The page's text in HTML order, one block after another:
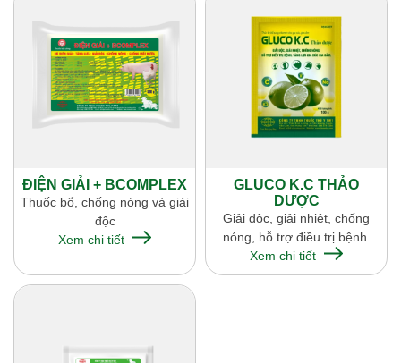
ĐIỆN GIẢI + BCOMPLEX
Thuốc bổ, chống nóng và giải
độc
Xem chi tiết
GLUCO K.C THẢO
DƯỢC
Giải độc, giải nhiệt, chống
nóng, hỗ trợ điều trị bệnh,
tăng lực gia súc, gia cầm
Xem chi tiết